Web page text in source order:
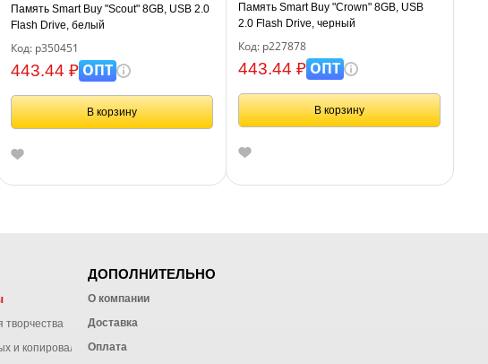
Память Smart Buy "Scout" 8GB, USB 2.0
Flash Drive, белый
Код: р350451
443.44 ₽ОПТ
В корзину
Память Smart Buy "Crown" 8GB, USB
2.0 Flash Drive, черный
Код: р227878
443.44 ₽ОПТ
В корзину
и копировальных работ
ДОПОЛНИТЕЛЬНО
О компании
Доставка
Оплата